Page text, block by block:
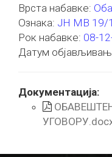
Врста набавке:
Ознака: ЈН МВ 19/
Рок набавке: 08-
Датум
Документација: